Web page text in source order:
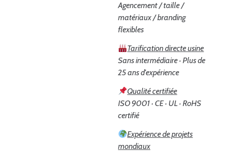
Agencement / taille /
matériaux / branding
flexibles
Tarification directe usine
Sans intermédiaire · Plus de
25 ans d'expérience
Qualité certifiée
ISO 9001 · CE · UL · RoHS
certifié
Expérience de projets
mondiaux